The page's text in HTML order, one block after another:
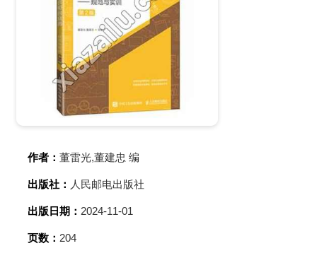
作者： 董雷光,董建忠 编
出版社： 人民邮电出版社
出版日期： 2024-11-01
页数： 204